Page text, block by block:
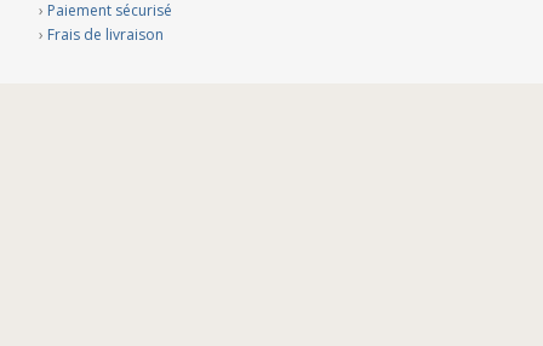
› Paiement sécurisé
› Frais de livraison